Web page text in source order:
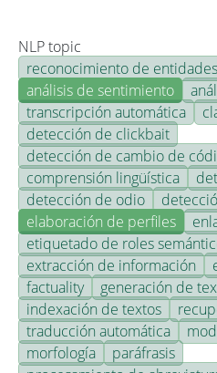
NLP topic
reconocimiento de
análisis de sentimiento
transcripción automática
detección de clickbait
detección de cambio de
comprensión lingüística
detección de odio
elaboración de perfiles
etiquetado de roles
extracción de información
factuality
generación de
indexación de textos
traducción automática
morfología
paráfrasis